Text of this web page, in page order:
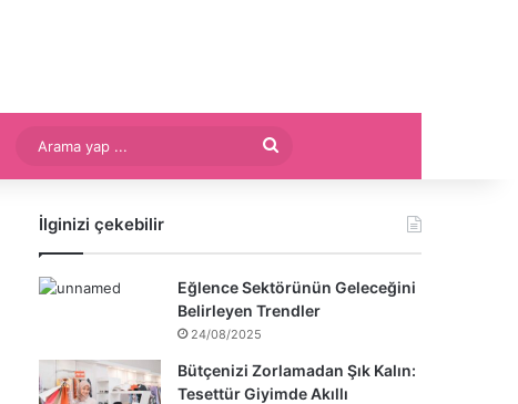
yap
İlginizi çekebilir
Eğlence Sektörünün Geleceğini
Belirleyen Trendler
24/08/2025
Bütçenizi Zorlamadan Şık Kalın:
Tesettür Giyimde Akıllı